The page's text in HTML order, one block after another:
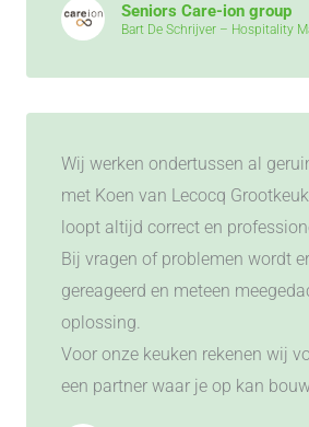
Seniors Care-ion group
Bart De Schrijver – Hospitality
Wij werken ondertussen al
met Koen van Lecocq
loopt altijd correct en
Bij vragen of problemen wordt
gereageerd en meteen
oplossing.
Voor onze keuken rekenen wij
een partner waar je op kan